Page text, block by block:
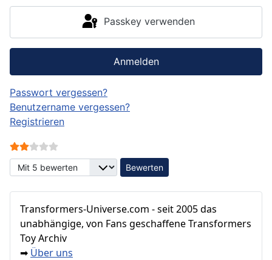
Passkey verwenden
Anmelden
Passwort vergessen?
Benutzername vergessen?
Registrieren
Bewertung:
Bitte bewerten
Transformers‑Universe.com - seit 2005 das
unabhängige, von Fans geschaffene Transformers
Toy Archiv
➡ Über uns